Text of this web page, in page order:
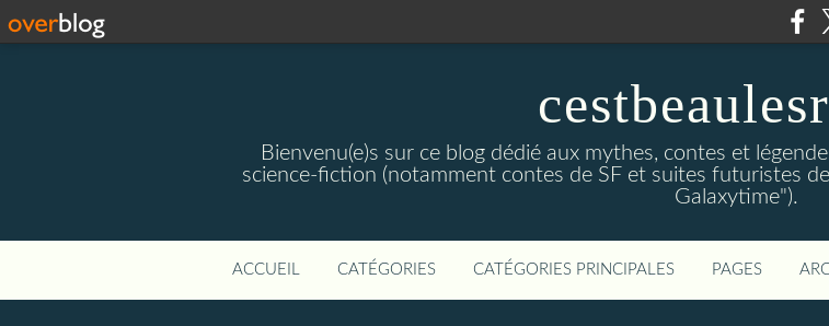
Bienvenu(e)s sur ce blog dédié aux mythes, contes et
science-fiction (notamment contes de SF et suites futuristes
Galaxytime").
ACCUEIL CATÉGORIES CATÉGORIES PRINCIPALES PAGES